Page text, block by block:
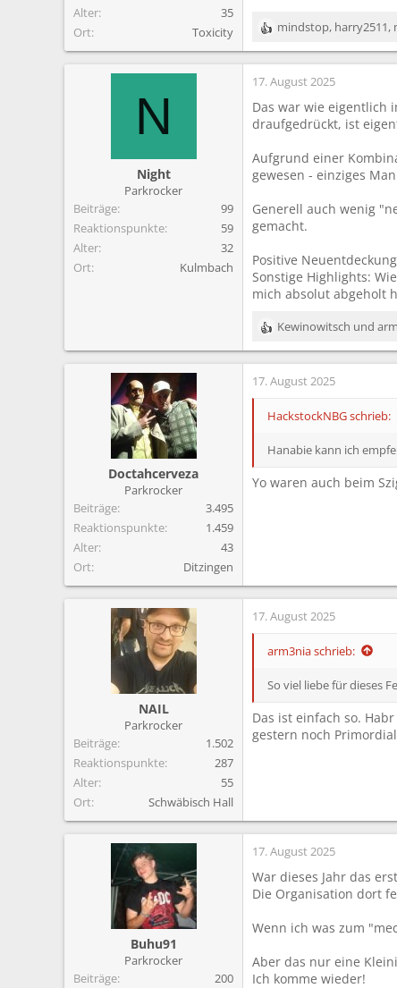
Alter
35
Ort
Toxicity
R
e
a
k
i
o
e
n
mindstop, harry2511,
N
Night
Parkrocker
Beiträge
99
Reaktionspunkte
59
Alter
32
Ort
Kulmbach
17. August 2025
Das war wie eigentlich
draufgedrückt, ist
Aufgrund einer
gewesen - einziges
Generell auch wenig
gemacht.
Positive
Sonstige Highlights:
mich absolut abgeholt
R
e
a
k
n
Kewinowitsch und
Doctahcerveza
Parkrocker
Beiträge
3.495
Reaktionspunkte
1.459
Alter
43
Ort
Ditzingen
17. August 2025
HackstockNBG schrieb:
Hanabie kann ich
Yo waren auch beim
NAIL
Parkrocker
Beiträge
1.502
Reaktionspunkte
287
Alter
55
Ort
Schwäbisch Hall
17. August 2025
arm3nia schrieb:
So viel liebe für dieses
Das ist einfach so.
gestern noch
Buhu91
Parkrocker
Beiträge
200
17. August 2025
War dieses Jahr das
Die Organisation dort
Wenn ich was zum
Aber das nur eine
Ich komme wieder!